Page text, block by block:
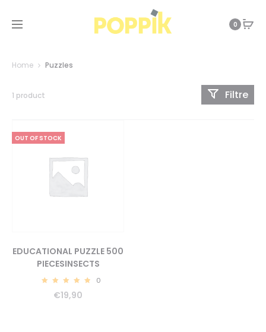
0
Home Puzzles
1 product Filtre
OUT OF STOCK
EDUCATIONAL PUZZLE 500
PIECESINSECTS
0
€19,90